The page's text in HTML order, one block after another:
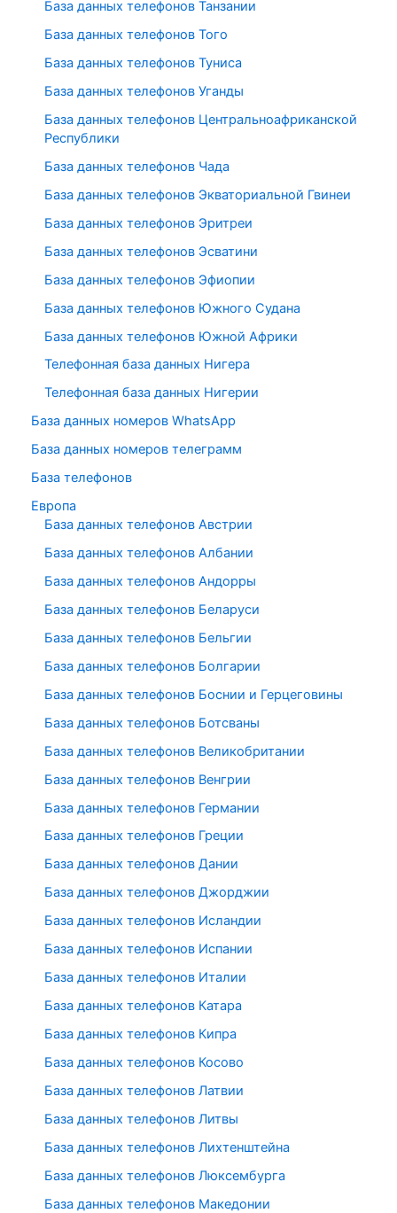
База данных телефонов Танзании
База данных телефонов Того
База данных телефонов Туниса
База данных телефонов Уганды
База данных телефонов Центральноафриканской
Республики
База данных телефонов Чада
База данных телефонов Экваториальной Гвинеи
База данных телефонов Эритреи
База данных телефонов Эсватини
База данных телефонов Эфиопии
База данных телефонов Южного Судана
База данных телефонов Южной Африки
Телефонная база данных Нигера
Телефонная база данных Нигерии
База данных номеров WhatsApp
База данных номеров телеграмм
База телефонов
Европа
База данных телефонов Австрии
База данных телефонов Албании
База данных телефонов Андорры
База данных телефонов Беларуси
База данных телефонов Бельгии
База данных телефонов Болгарии
База данных телефонов Боснии и Герцеговины
База данных телефонов Ботсваны
База данных телефонов Великобритании
База данных телефонов Венгрии
База данных телефонов Германии
База данных телефонов Греции
База данных телефонов Дании
База данных телефонов Джорджии
База данных телефонов Исландии
База данных телефонов Испании
База данных телефонов Италии
База данных телефонов Катара
База данных телефонов Кипра
База данных телефонов Косово
База данных телефонов Латвии
База данных телефонов Литвы
База данных телефонов Лихтенштейна
База данных телефонов Люксембурга
База данных телефонов Македонии